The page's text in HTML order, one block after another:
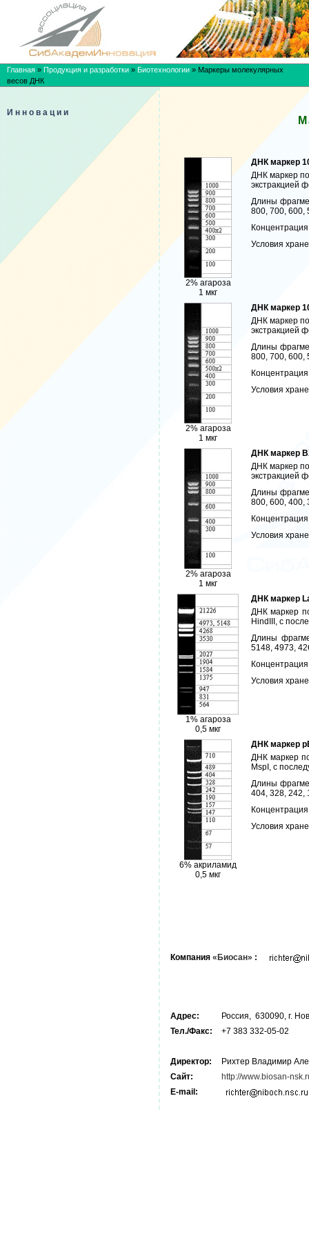
Главная » Продукция и разработки » Биотехнологии » Маркеры молекулярных
весов ДНК
Инновации
2% агароза
1 мкг
ДНК маркер
ДНК маркер
экстракцией
Длины
800, 700, 600,
Условия
2% агароза
1 мкг
ДНК маркер
ДНК маркер
экстракцией
Длины
800, 700, 600,
Условия
2% агароза
1 мкг
ДНК маркер
ДНК маркер
экстракцией
Длины
800, 600, 400,
Условия
1% агароза
0,5 мкг
ДНК маркер
ДНК маркер
HindIII, с
Длины
5148, 4973,
Условия
6% акриламид
0,5 мкг
ДНК маркер
ДНК маркер
MspI, с
Длины
404, 328, 242,
Условия
Компания «Биосан» :
Адрес:
Россия, 630090, г.
Тел./Факс:
+7 383 332-05-02
Директор:
Рихтер Владимир
Сайт:
http://www.biosan-
E-mail: